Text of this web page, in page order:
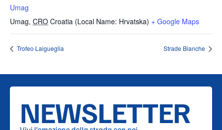
Umag
Umag, CRO Croatia (Local Name: Hrvatska) + Google Maps
Trofeo Laigueglia Strade Bianche
NEWSLETTER